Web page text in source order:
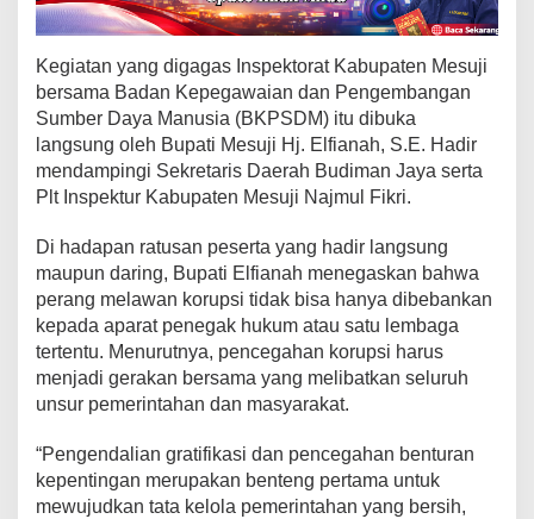
S
N
e
s
u
j
i
D
m
i
n
a
T
o
l
k
G
r
Kegiatan yang digagas Inspektorat Kabupaten Mesuji
bersama Badan Kepegawaian dan Pengembangan
Sumber Daya Manusia (BKPSDM) itu dibuka
langsung oleh Bupati Mesuji Hj. Elfianah, S.E. Hadir
mendampingi Sekretaris Daerah Budiman Jaya serta
Plt Inspektur Kabupaten Mesuji Najmul Fikri.
Di hadapan ratusan peserta yang hadir langsung
maupun daring, Bupati Elfianah menegaskan bahwa
perang melawan korupsi tidak bisa hanya dibebankan
kepada aparat penegak hukum atau satu lembaga
tertentu. Menurutnya, pencegahan korupsi harus
menjadi gerakan bersama yang melibatkan seluruh
unsur pemerintahan dan masyarakat.
“Pengendalian gratifikasi dan pencegahan benturan
kepentingan merupakan benteng pertama untuk
mewujudkan tata kelola pemerintahan yang bersih,